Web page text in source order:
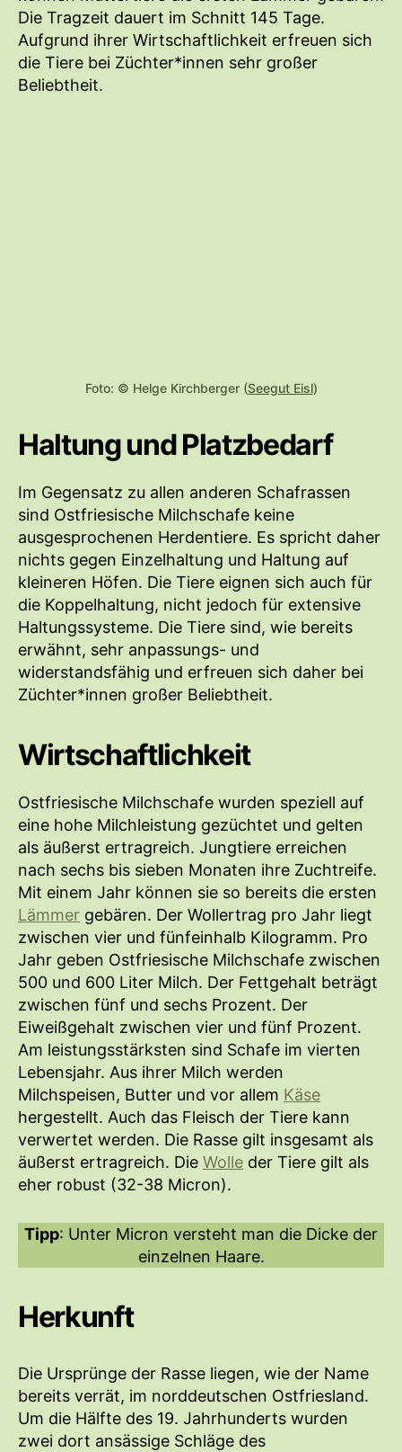
Die Tragzeit dauert im Schnitt 145 Tage.
Aufgrund ihrer Wirtschaftlichkeit erfreuen sich
die Tiere bei Züchter*innen sehr großer
Beliebtheit.
Foto: © Helge Kirchberger (Seegut Eisl)
Haltung und Platzbedarf
Im Gegensatz zu allen anderen Schafrassen
sind Ostfriesische Milchschafe keine
ausgesprochenen Herdentiere. Es spricht daher
nichts gegen Einzelhaltung und Haltung auf
kleineren Höfen. Die Tiere eignen sich auch für
die Koppelhaltung, nicht jedoch für extensive
Haltungssysteme. Die Tiere sind, wie bereits
erwähnt, sehr anpassungs- und
widerstandsfähig und erfreuen sich daher bei
Züchter*innen großer Beliebtheit.
Wirtschaftlichkeit
Ostfriesische Milchschafe wurden speziell auf
eine hohe Milchleistung gezüchtet und gelten
als äußerst ertragreich. Jungtiere erreichen
nach sechs bis sieben Monaten ihre Zuchtreife.
Mit einem Jahr können sie so bereits die ersten
Lämmer gebären. Der Wollertrag pro Jahr liegt
zwischen vier und fünfeinhalb Kilogramm. Pro
Jahr geben Ostfriesische Milchschafe zwischen
500 und 600 Liter Milch. Der Fettgehalt beträgt
zwischen fünf und sechs Prozent. Der
Eiweißgehalt zwischen vier und fünf Prozent.
Am leistungsstärksten sind Schafe im vierten
Lebensjahr. Aus ihrer Milch werden
Milchspeisen, Butter und vor allem Käse
hergestellt. Auch das Fleisch der Tiere kann
verwertet werden. Die Rasse gilt insgesamt als
äußerst ertragreich. Die Wolle der Tiere gilt als
eher robust (32-38 Micron).
Tipp: Unter Micron versteht man die Dicke der
einzelnen Haare.
Herkunft
Die Ursprünge der Rasse liegen, wie der Name
bereits verrät, im norddeutschen Ostfriesland.
Um die Hälfte des 19. Jahrhunderts wurden
zwei dort ansässige Schläge des